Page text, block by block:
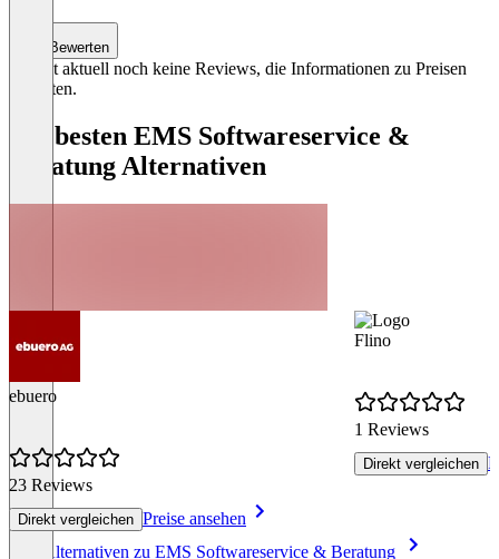
Bewerten
Es gibt aktuell noch keine Reviews, die Informationen zu Preisen
enthalten.
Die besten EMS Softwareservice &
Beratung Alternativen
ebuero
23 Reviews
Direkt vergleichen Preise ansehen
Flino
1 Reviews
Direkt vergleichen
Alle Alternativen zu EMS Softwareservice & Beratung